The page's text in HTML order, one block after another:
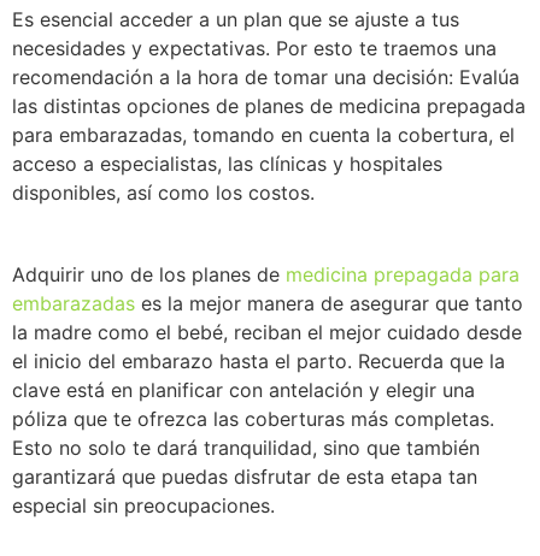
Es esencial acceder a un plan que se ajuste a tus
necesidades y expectativas. Por esto te traemos una
recomendación a la hora de tomar una decisión: Evalúa
las distintas opciones de planes de medicina prepagada
para embarazadas, tomando en cuenta la cobertura, el
acceso a especialistas, las clínicas y hospitales
disponibles, así como los costos.
Adquirir uno de los planes de medicina prepagada para
embarazadas es la mejor manera de asegurar que tanto
la madre como el bebé, reciban el mejor cuidado desde
el inicio del embarazo hasta el parto. Recuerda que la
clave está en planificar con antelación y elegir una
póliza que te ofrezca las coberturas más completas.
Esto no solo te dará tranquilidad, sino que también
garantizará que puedas disfrutar de esta etapa tan
especial sin preocupaciones.